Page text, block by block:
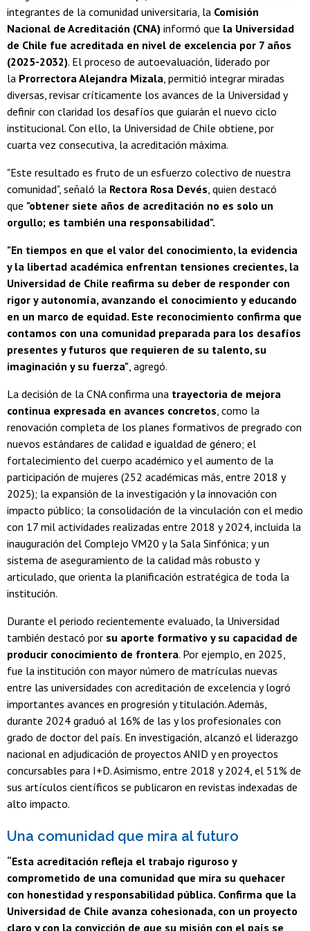
integrantes de la comunidad universitaria, la Comisión
Nacional de Acreditación (CNA) informó que la Universidad
de Chile fue acreditada en nivel de excelencia por 7 años
(2025-2032). El proceso de autoevaluación, liderado por
la Prorrectora Alejandra Mizala, permitió integrar miradas
diversas, revisar críticamente los avances de la Universidad y
definir con claridad los desafíos que guiarán el nuevo ciclo
institucional. Con ello, la Universidad de Chile obtiene, por
cuarta vez consecutiva, la acreditación máxima.
"Este resultado es fruto de un esfuerzo colectivo de nuestra
comunidad", señaló la Rectora Rosa Devés, quien destacó
que "obtener siete años de acreditación no es solo un
orgullo; es también una responsabilidad".
"En tiempos en que el valor del conocimiento, la evidencia
y la libertad académica enfrentan tensiones crecientes, la
Universidad de Chile reafirma su deber de responder con
rigor y autonomía, avanzando el conocimiento y educando
en un marco de equidad. Este reconocimiento confirma que
contamos con una comunidad preparada para los desafíos
presentes y futuros que requieren de su talento, su
imaginación y su fuerza", agregó.
La decisión de la CNA confirma una trayectoria de mejora
continua expresada en avances concretos, como la
renovación completa de los planes formativos de pregrado con
nuevos estándares de calidad e igualdad de género; el
fortalecimiento del cuerpo académico y el aumento de la
participación de mujeres (252 académicas más, entre 2018 y
2025); la expansión de la investigación y la innovación con
impacto público; la consolidación de la vinculación con el medio
con 17 mil actividades realizadas entre 2018 y 2024, incluida la
inauguración del Complejo VM20 y la Sala Sinfónica; y un
sistema de aseguramiento de la calidad más robusto y
articulado, que orienta la planificación estratégica de toda la
institución.
Durante el periodo recientemente evaluado, la Universidad
también destacó por su aporte formativo y su capacidad de
producir conocimiento de frontera. Por ejemplo, en 2025,
fue la institución con mayor número de matrículas nuevas
entre las universidades con acreditación de excelencia y logró
importantes avances en progresión y titulación. Además,
durante 2024 graduó al 16% de las y los profesionales con
grado de doctor del país. En investigación, alcanzó el liderazgo
nacional en adjudicación de proyectos ANID y en proyectos
concursables para I+D. Asimismo, entre 2018 y 2024, el 51% de
sus artículos científicos se publicaron en revistas indexadas de
alto impacto.
Una comunidad que mira al futuro
“Esta acreditación refleja el trabajo riguroso y
comprometido de una comunidad que mira su quehacer
con honestidad y responsabilidad pública. Confirma que la
Universidad de Chile avanza cohesionada, con un proyecto
claro y con la convicción de que su misión con el país se